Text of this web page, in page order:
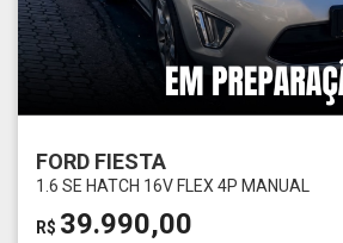
FORD FIESTA
1.6 SE HATCH 16V FLEX 4P MANUAL
R$ 39.990,00